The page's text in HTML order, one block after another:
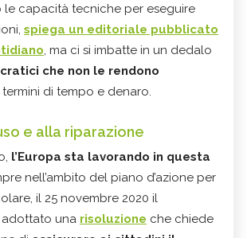
le capacità tecniche per eseguire
spiega un editoriale pubblicato
, ma ci si imbatte in un dedalo
che non le rendono
termini di tempo e denaro.
e alla riparazione
l’Europa sta lavorando in questa
nell’ambito del piano d’azione per
il 25 novembre 2020 il
adottato una risoluzione che chiede